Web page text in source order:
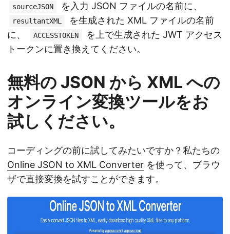
sourceJSON を入力 JSON ファイルの名前に、
resultantXML
を生成された XML ファイルの名前
に、
ACCESSTOKEN
を上で生成された JWT アクセス
トークンに置き換えてください。
無料の JSON から XML への
オンライン変換ツールをお
試しください。
コーディングの前に試してみたいですか？私たちの
Online JSON to XML Converter を使って、ブラウ
ザで直接変換を試すことができます。